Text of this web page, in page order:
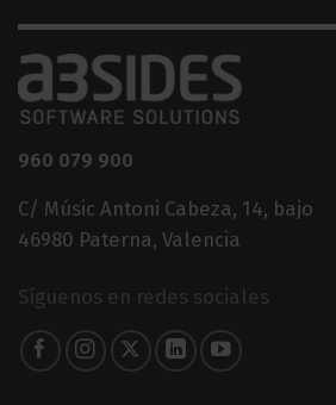
960 079 900
C/ Músic Antoni Cabeza, 14, bajo
46980 Paterna, Valencia
Síguenos en redes sociales